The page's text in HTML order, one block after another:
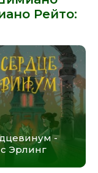
Рейто:
-
Эрлинг